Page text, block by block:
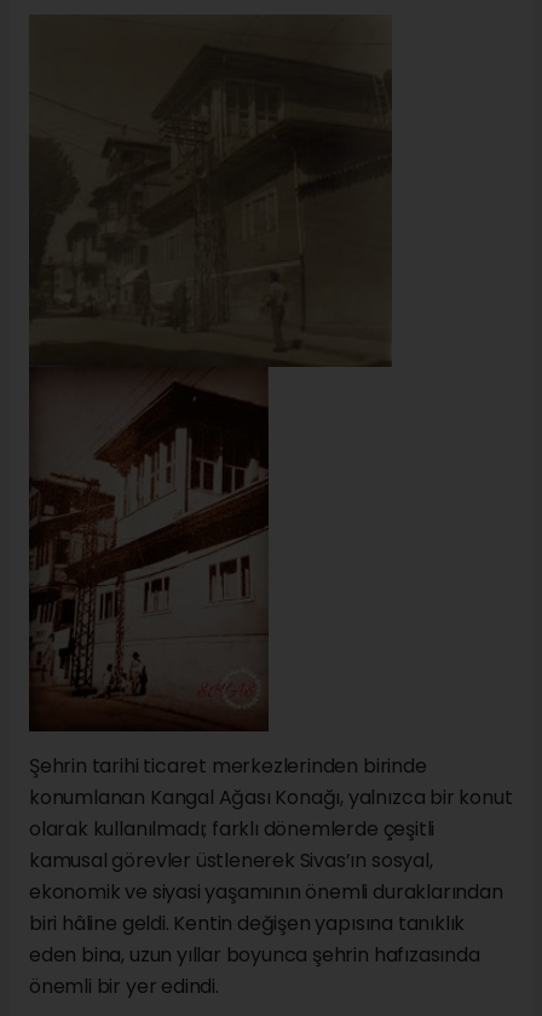
Şehrin tarihi ticaret merkezlerinden birinde
konumlanan Kangal Ağası Konağı, yalnızca bir konut
olarak kullanılmadı; farklı dönemlerde çeşitli
kamusal görevler üstlenerek Sivas’ın sosyal,
ekonomik ve siyasi yaşamının önemli duraklarından
biri hâline geldi. Kentin değişen yapısına tanıklık
eden bina, uzun yıllar boyunca şehrin hafızasında
önemli bir yer edindi.